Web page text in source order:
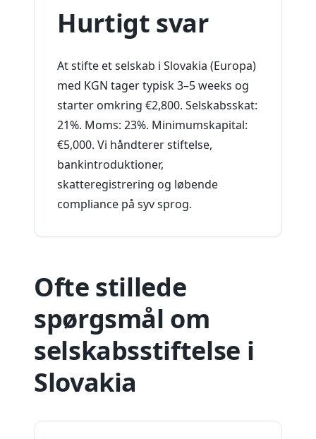
Hurtigt svar
At stifte et selskab i Slovakia (Europa)
med KGN tager typisk 3–5 weeks og
starter omkring €2,800. Selskabsskat:
21%. Moms: 23%. Minimumskapital:
€5,000. Vi håndterer stiftelse,
bankintroduktioner,
skatteregistrering og løbende
compliance på syv sprog.
Ofte stillede
spørgsmål om
selskabsstiftelse i
Slovakia